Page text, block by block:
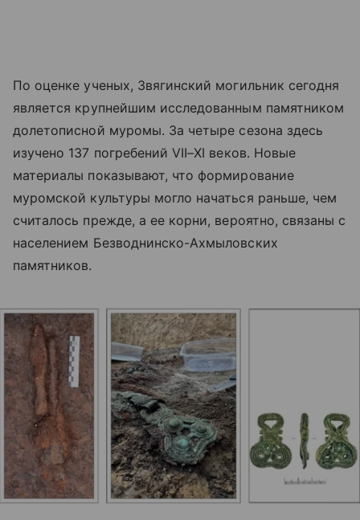
По оценке ученых, Звягинский могильник сегодня
является крупнейшим исследованным памятником
долетописной муромы. За четыре сезона здесь
изучено 137 погребений VII–XI веков. Новые
материалы показывают, что формирование
муромской культуры могло начаться раньше, чем
считалось прежде, а ее корни, вероятно, связаны с
населением Безводнинско-Ахмыловских
памятников.